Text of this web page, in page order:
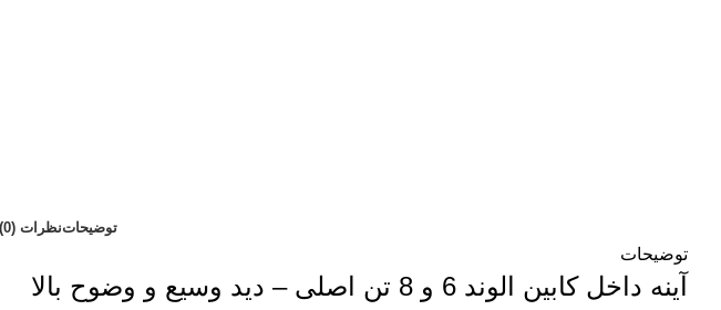
توضیحاتنظرات (0)
توضیحات
آینه داخل کابین الوند 6 و 8 تن اصلی – دید وسیع و وضوح بالا